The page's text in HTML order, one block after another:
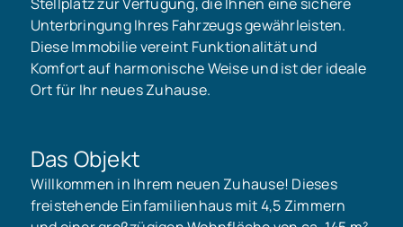
Unterbringung Ihres Fahrzeugs gewährleisten.
Diese Immobilie vereint Funktionalität und
Komfort auf harmonische Weise und ist der ideale
Ort für Ihr neues Zuhause.
Das Objekt
Willkommen in Ihrem neuen Zuhause! Dieses
freistehende Einfamilienhaus mit 4,5 Zimmern